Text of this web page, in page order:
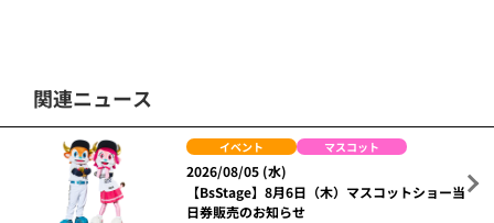
関連ニュース
イベント マスコット
2026/08/05 (水)
【BsStage】8月6日（木）マスコットショー当
日券販売のお知らせ